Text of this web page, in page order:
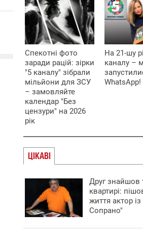
Спекотні фото
заради рацій: зірки
"5 каналу" зібрали
мільйони для ЗСУ
– замовляйте
календар "Без
цензури" на 2026
рік
На 21-шу
каналу –
WhatsApp!
ЦІКАВІ
Друг знайшов
квартирі:
життя актор
Сопрано"